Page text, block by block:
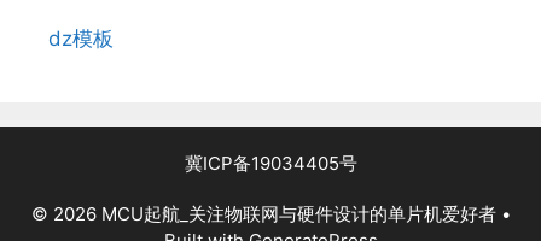
dz模板
冀ICP备19034405号
© 2026 MCU起航_关注物联网与硬件设计的单片机爱好者•